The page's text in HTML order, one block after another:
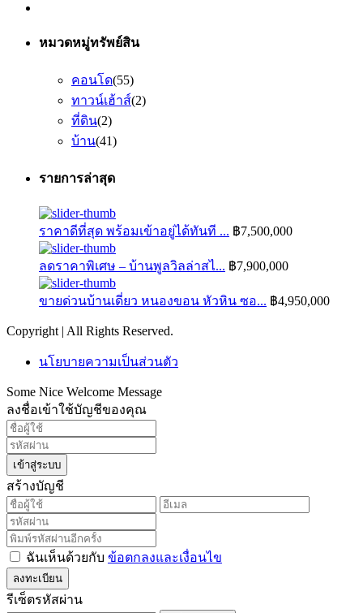
หมวดหมู่ทรัพย์สิน
คอนโด(55)
ทาวน์เฮ้าส์(2)
ที่ดิน(2)
บ้าน(41)
รายการล่าสุด
ราคาดีที่สุด พร้อมเข้าอยู่ได้ทันที ... ฿7,500,000
ลดราคาพิเศษ – บ้านพูลวิลล่าสไ... ฿7,900,000
ขายด่วนบ้านเดี่ยว หนองขอน หัวหิน ซอ... ฿4,950,000
Copyright | All Rights Reserved.
นโยบายความเป็นส่วนตัว
Some Nice Welcome Message
ลงชื่อเข้าใช้บัญชีของคุณ
เข้าสู่ระบบ
สร้างบัญชี
ฉันเห็นด้วยกับ ข้อตกลงและเงื่อนไข
ลงทะเบียน
รีเซ็ตรหัสผ่าน